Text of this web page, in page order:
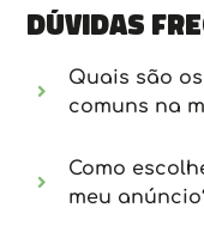
Dúvidas
Quais são
comuns na
Como
meu